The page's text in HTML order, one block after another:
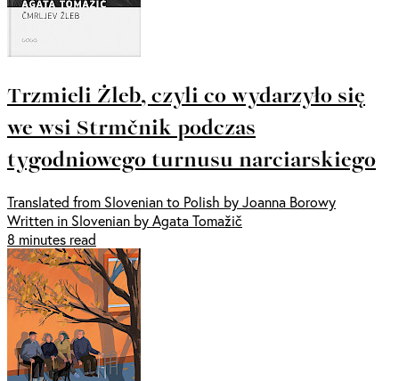
Trzmieli Żleb, czyli co wydarzyło się
we wsi Strmčnik podczas
tygodniowego turnusu narciarskiego
Translated from Slovenian to Polish by Joanna Borowy
Written in Slovenian by Agata Tomažič
8 minutes read